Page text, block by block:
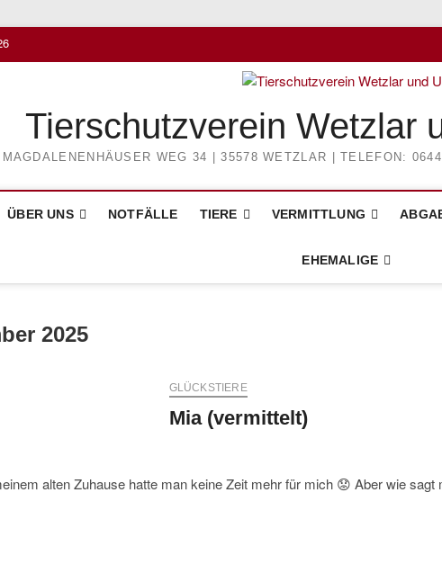
Tierschutzverein Wetzlar
MAGDALENENHÄUSER WEG 34 | 35578 WETZLAR | TELEFON:
ÜBER UNS NOTFÄLLE TIERE VERMITTLUNG
EHEMALIGE
2025
GLÜCKSTIERE
Mia (vermittelt)
alten Zuhause hatte man keine Zeit mehr für mich 😟 Aber wie sagt